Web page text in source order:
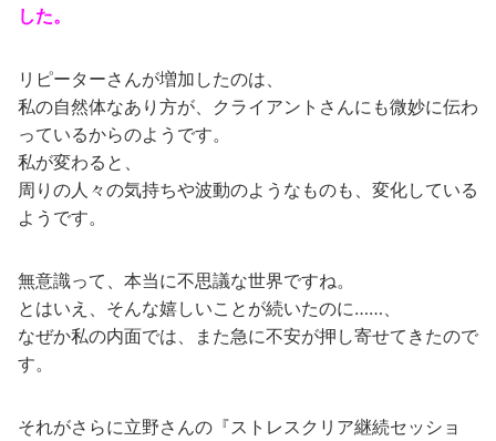
した。
リピーターさんが増加したのは、
私の自然体なあり方が、クライアントさんにも微妙に伝わ
っているからのようです。
私が変わると、
周りの人々の気持ちや波動のようなものも、変化している
ようです。
無意識って、本当に不思議な世界ですね。
とはいえ、そんな嬉しいことが続いたのに……、
なぜか私の内面では、また急に不安が押し寄せてきたので
す。
それがさらに立野さんの『ストレスクリア継続セッショ